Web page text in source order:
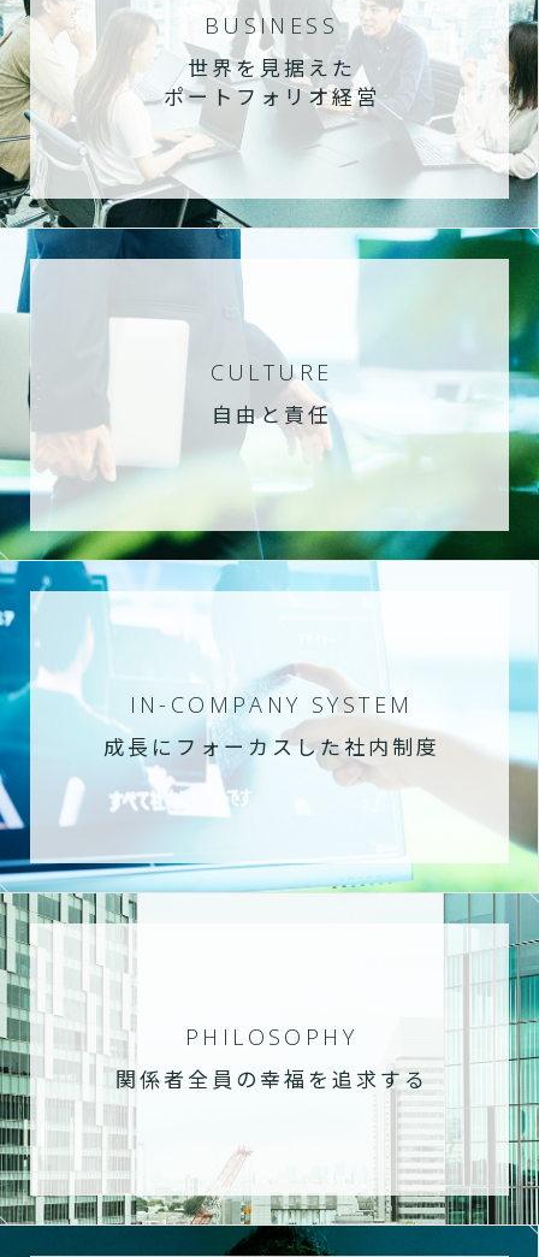
BUSINESS
世界を見据えた
ポートフォリオ経営
CULTURE
自由と責任
IN-COMPANY SYSTEM
成長にフォーカスした社内制度
PHILOSOPHY
関係者全員の幸福を追求する